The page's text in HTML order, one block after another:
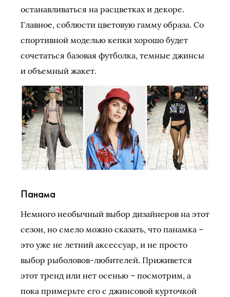
останавливаться на расцветках и декоре.
Главное, соблюсти цветовую гамму образа. Со
спортивной моделью кепки хорошо будет
сочетаться базовая футболка, темные джинсы
и объемный жакет.
Панама
Немного необычный выбор дизайнеров на этот
сезон, но смело можно сказать, что панамка –
это уже не летний аксессуар, и не просто
выбор рыболовов-любителей. Приживется
этот тренд или нет осенью – посмотрим, а
пока примерьте его с джинсовой курточкой